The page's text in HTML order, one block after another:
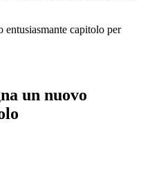
un nuovo